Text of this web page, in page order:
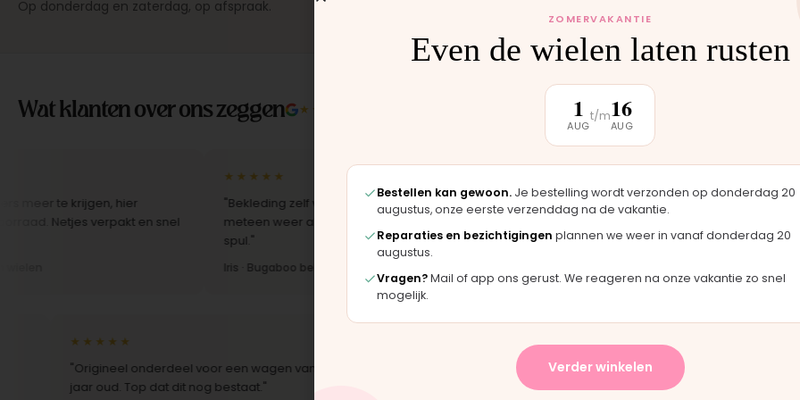
Op donderdag en zaterdag, op afspraak.
Wat klanten over ons zeggen ★★★★★
te krijgen, hier
verpakt en snel
★★★★★
"Bekleding zelf vervangen met de set, zag er
meteen weer als nieuw uit. Duidelijk origineel
Iris · Bugaboo bekleding
"Langsgekomen in Moordrecht en het
onderdeel werd er direct opgezet. Klaar
terwijl je wacht."
★★★★★
"Origineel onderdeel voor een wagen van 10
jaar oud. Top dat dit nog bestaat."
"Snelle levering en het paste perfect.
Montage-instructies waren duidelijk."
★★★★★
"Persoonlijk contact,
en eerlijk advies.
ZOMERVAKANTIE
Even de wielen laten rusten
1
AUG
t/m16
AUG
Bestellen kan gewoon. Je bestelling wordt verzonden op donderdag 20
augustus, onze eerste verzenddag na de vakantie.
Reparaties en bezichtigingen plannen we weer in vanaf donderdag 20
augustus.
Vragen?Mail of app ons gerust. We reageren na onze vakantie zo snel
mogelijk.
Verder winkelen